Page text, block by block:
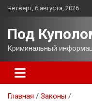
Перейти
Четверг, 6 августа, 2026
Под
Криминальный
Главная
Законы